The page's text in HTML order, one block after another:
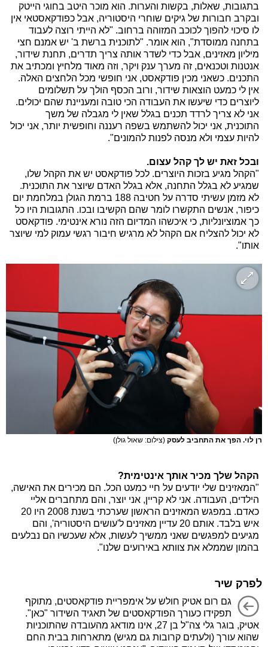
בתגובות, שאלות, בקשות והערות. הוא מוכר היטב בחוגי הייטק
ובקרב חבורות של גיקים שוחרי היסטוריה, אבל כפודקאסטאי אין
לו סיכוי להפוך לכוכב המזוהה ברחוב. "לא הייתי רוצה לעבוד
בתחנה ממוסדת", הוא אומר. "לתוכנית ברשת ב' יש אמנם חצי
מיליון מאזינים, אבל כדי לשדר אותה צריך תדרים, תחנת שידור,
אנטנות וטכנאים, זה מערך ענק ויקר, וזה מאוד מלחיץ ומכתיב את
התכנים. כשאני מכין פודקאסט, אני חופשי מכל הלחצים האלה.
אין לי כמעט הוצאות שידור, ורוב הכסף הולך על תשלומים
ליוצרים כדי שיעשו את העבודה הכי טובה ומעניינת שהם יכולים.
אני לא צריך לרדד תכנים בגלל שאין לי מגבלה של משך
התוכנית, אני יכול להשתמש בשפה רעננה וחופשית יותר, אני יכול
להיות עצמי ולא מנסה לפנות להמונים".
ובכל זאת יש לך קהל עצום.
"הקהל מגיע בזכות היוצרים. לכל פודקאסט יש את הקהל שלו,
שמגיע לא בגלל התחנה, אלא בגלל האדם שיוצר את התוכנית.
לא מזמן עשיתי סדרה על חטיבה 188 ברמת הגולן במלחמת יום
כיפור, אנשים התקשרו לומר שהם הקשיבו ובכו. התגובות היו כל
כך אמוציונליות, כי איכשהו המדיום הזה נורא אינטימי. פודקאסט
לא יכול להצליח אם הקהל לא מרגיש חיבור רגשי עמוק למי שיוצר
אותו".
רן לוי. הפך את התחביב לעסק (צילום: שאול גולן)
הקהל שלך מכיר אותך אינטימית?
"המאזינים שלי יודעים על חיי כמעט הכל. הם מכירים את האישה,
הילדים, העבודה. אני לא קריין, אני יוצר, והם מתחברים אליי
כאדם. במפגש המאזינים הראשון שערכתי בשנת 2008 היו 20
איש בלבד. אותם 20 עדיין מאזינים ל'עושים היסטוריה', והם
מגיעים למפגשים שאני ממשיך לעשות, אלא שעכשיו הם נבלעים
בהמון שממלא את צוותא באירועים שלנו".
לפרק שיר
גם רום אטיק חולש על אימפריית פודקאסטים, מתוקף
תפקידו כעורך הפודקאסטים של תאגיד השידור "כאן".
אטיק, בוגר גלי צה"ל בן 27, אינו מודאג מהעובדה שהתוכניות
שהוא עורך (ולעתים קרובות גם מגיש) מתארחות בבית החם